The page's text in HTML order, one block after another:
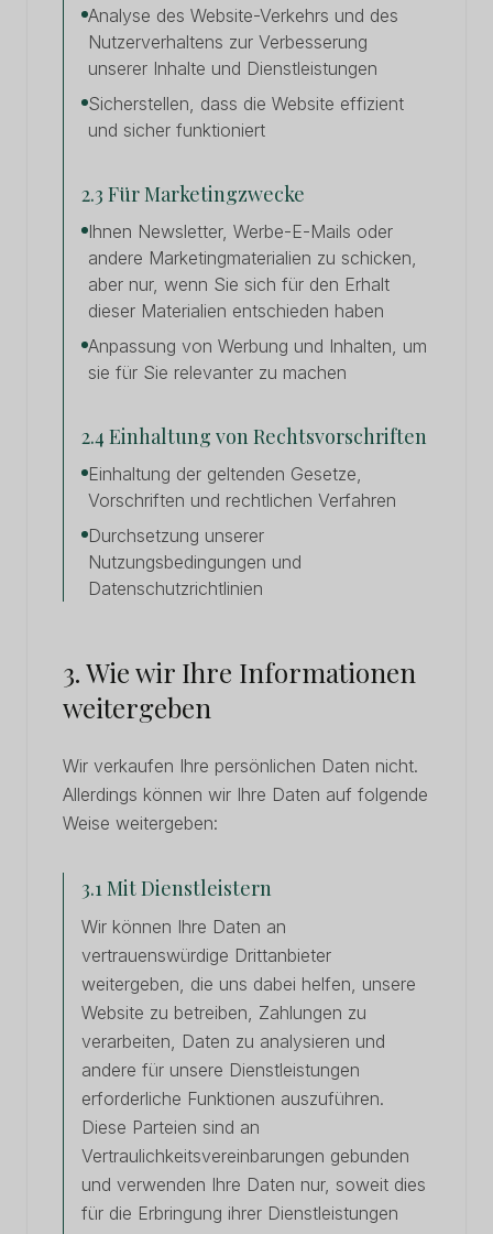
Analyse des Website-Verkehrs und des
Nutzerverhaltens zur Verbesserung
unserer Inhalte und Dienstleistungen
Sicherstellen, dass die Website effizient
und sicher funktioniert
2.3 Für Marketingzwecke
Ihnen Newsletter, Werbe-E-Mails oder
andere Marketingmaterialien zu schicken,
aber nur, wenn Sie sich für den Erhalt
dieser Materialien entschieden haben
Anpassung von Werbung und Inhalten, um
sie für Sie relevanter zu machen
2.4 Einhaltung von Rechtsvorschriften
Einhaltung der geltenden Gesetze,
Vorschriften und rechtlichen Verfahren
Durchsetzung unserer
Nutzungsbedingungen und
Datenschutzrichtlinien
3. Wie wir Ihre Informationen
weitergeben
Wir verkaufen Ihre persönlichen Daten nicht.
Allerdings können wir Ihre Daten auf folgende
Weise weitergeben:
3.1 Mit Dienstleistern
Wir können Ihre Daten an
vertrauenswürdige Drittanbieter
weitergeben, die uns dabei helfen, unsere
Website zu betreiben, Zahlungen zu
verarbeiten, Daten zu analysieren und
andere für unsere Dienstleistungen
erforderliche Funktionen auszuführen.
Diese Parteien sind an
Vertraulichkeitsvereinbarungen gebunden
und verwenden Ihre Daten nur, soweit dies
für die Erbringung ihrer Dienstleistungen